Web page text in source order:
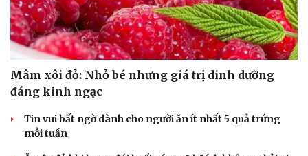
Mâm xôi đỏ: Nhỏ bé nhưng giá trị dinh dưỡng
đáng kinh ngạc
Tin vui bất ngờ dành cho người ăn ít nhất 5 quả trứng
mỗi tuần